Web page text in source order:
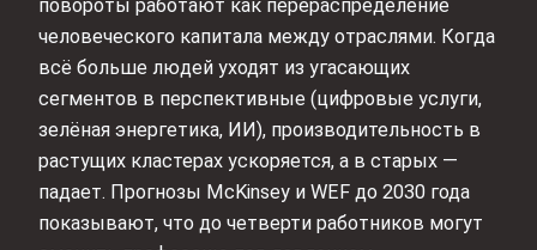
повороты работают как перераспределение
человеческого капитала между отраслями. Когда
всё больше людей уходят из угасающих
сегментов в перспективные (цифровые услуги,
зелёная энергетика, ИИ), производительность в
растущих кластерах ускоряется, а в старых —
падает. Прогнозы McKinsey и WEF до 2030 года
показывают, что до четверти работников могут